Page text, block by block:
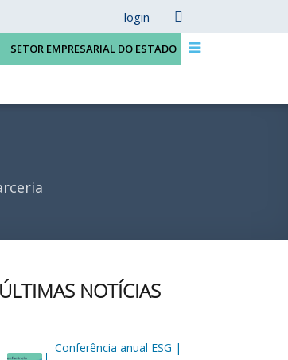
login
SETOR EMPRESARIAL DO ESTADO
ÚLTIMAS NOTÍCIAS
Conferência anual ESG |